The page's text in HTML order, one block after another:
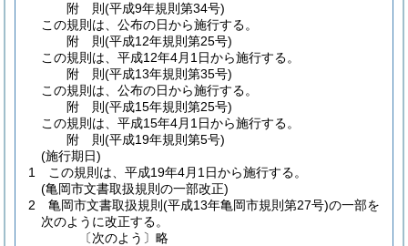
附 則(平成9年規則第34号)
この規則は、公布の日から施行する。
附 則(平成12年規則第25号)
この規則は、平成12年4月1日から施行する。
附 則(平成13年規則第35号)
この規則は、公布の日から施行する。
附 則(平成15年規則第25号)
この規則は、平成15年4月1日から施行する。
附 則(平成19年規則第5号)
(施行期日)
1
この規則は、平成19年4月1日から施行する。
(亀岡市文書取扱規則の一部改正)
2
亀岡市文書取扱規則 (平成13年亀岡市規則第27号)の一部を
次のように改正する。
〔次のよう〕略